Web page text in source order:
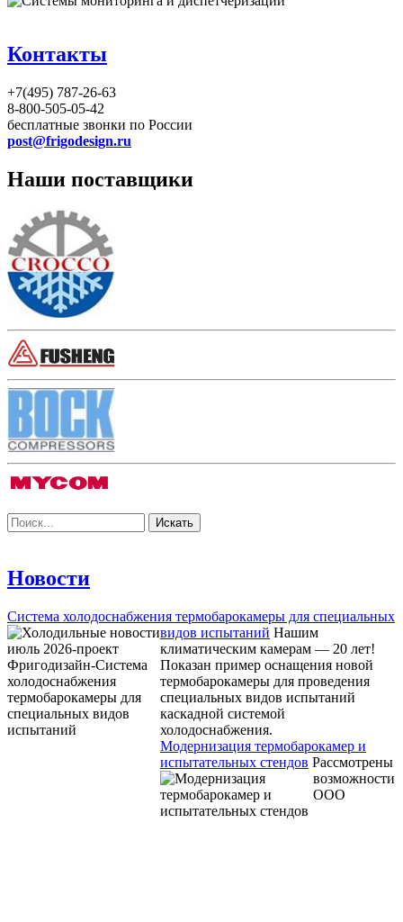
Контакты
+7(495) 787-26-63
8-800-505-05-42
бесплатные звонки по России
post@frigodesign.ru
Наши поставщики
Новости
Система холодоснабжения термобарокамеры для специальных
видов испытаний Нашим
климатическим камерам — 20 лет!
Показан пример оснащения новой
термобарокамеры для проведения
специальных видов испытаний
каскадной системой
холодоснабжения.
Модернизация термобарокамер и
испытательных стендов Рассмотрены
возможности
ООО